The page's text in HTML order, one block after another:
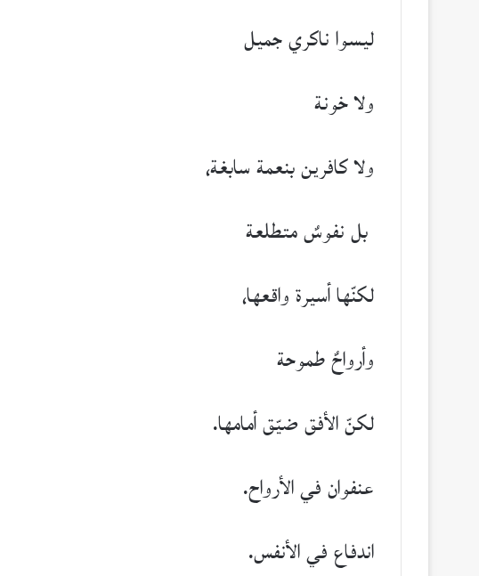
ليسوا ناكري جميل
ولا خونة
ولا كافرين بنعمة سابغة،
بل نفوسٌ متطلعة
لكنّها أسيرة واقعها،
وأرواحٌ طموحة
لكنّ الأفق ضيّق أمامها.
عنفوان في الأرواح.
اندفاع في الأنفس.